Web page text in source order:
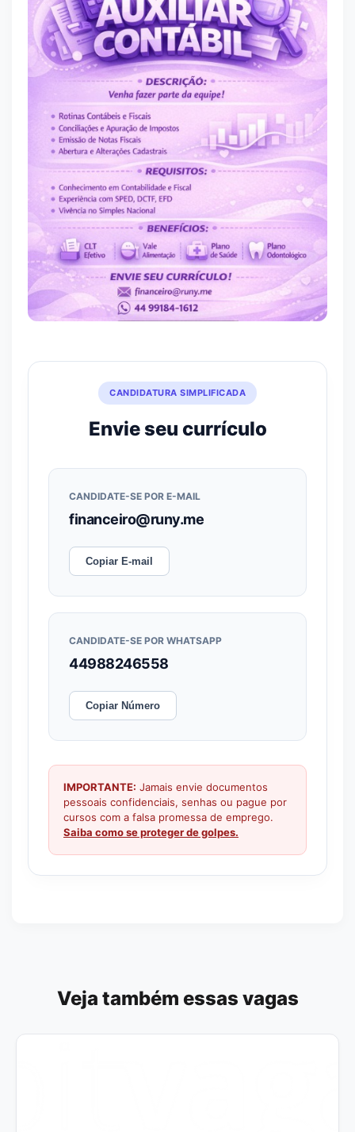
CANDIDATURA SIMPLIFICADA
Envie seu currículo
CANDIDATE-SE POR E-MAIL
financeiro@runy.me
Copiar E-mail
CANDIDATE-SE POR WHATSAPP
44988246558
Copiar Número
IMPORTANTE: Jamais envie documentos
pessoais confidenciais, senhas ou pague por
cursos com a falsa promessa de emprego.
Saiba como se proteger de golpes.
Veja também essas vagas